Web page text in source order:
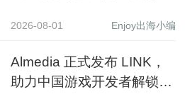
2026-08-01 Enjoy出海小编
Almedia 正式发布 LINK，
助力中国游戏开发者解锁收